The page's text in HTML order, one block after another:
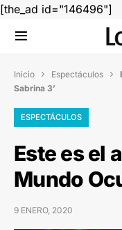
[the_ad id="146496"]
Inicio  Espectáculos 
Sabrina 3’
ESPECTÁCULOS
Este es el
Mundo
9 ENERO, 2020